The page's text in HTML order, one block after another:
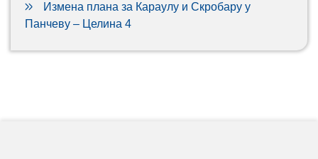
Измена плана за Караулу и Скробару у
Панчеву – Целина 4